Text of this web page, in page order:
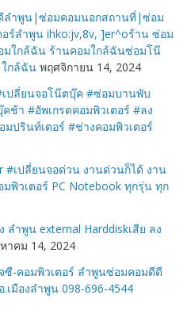
ลำพูน|ซ่อมคอมนอกสถานที่|ซ่อม
ร์ลำพูน ihko:jv,8v, ]er^oร้าน ซ่อม
ใกล้ฉัน ร้านคอมใกล้ฉันซ่อมโน๊
กล้ฉัน พฤศจิกายน 14, 2024
ปลี่ยนจอโน๊ตบุ๊ค #ซ่อมบานพับ
า #อัพเกรดคอมพิวเตอร์ #ลง
ปรินท์เตอร์ #ช่างคอมพิวเตอร์
#เปลี่ยนจอด่วน งานด่วนก็ได้ งาน
วเตอร์ PC Notebook ทุกรุ่น ทุก
ลำพูน external Harddiskเสีย ลง
าคม 14, 2024
ซี-คอมพิวเตอร์ ลำพูนซ่อมคอมดีดี
เมืองลำพูน 098-696-4544